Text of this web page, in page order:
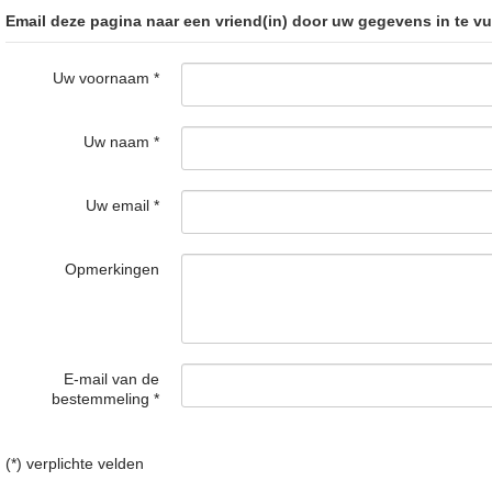
Email deze pagina naar een vriend(in) door uw gegevens in te
Uw voornaam *
Uw naam *
Uw email *
Opmerkingen
E-mail van de
bestemmeling *
(*) verplichte velden